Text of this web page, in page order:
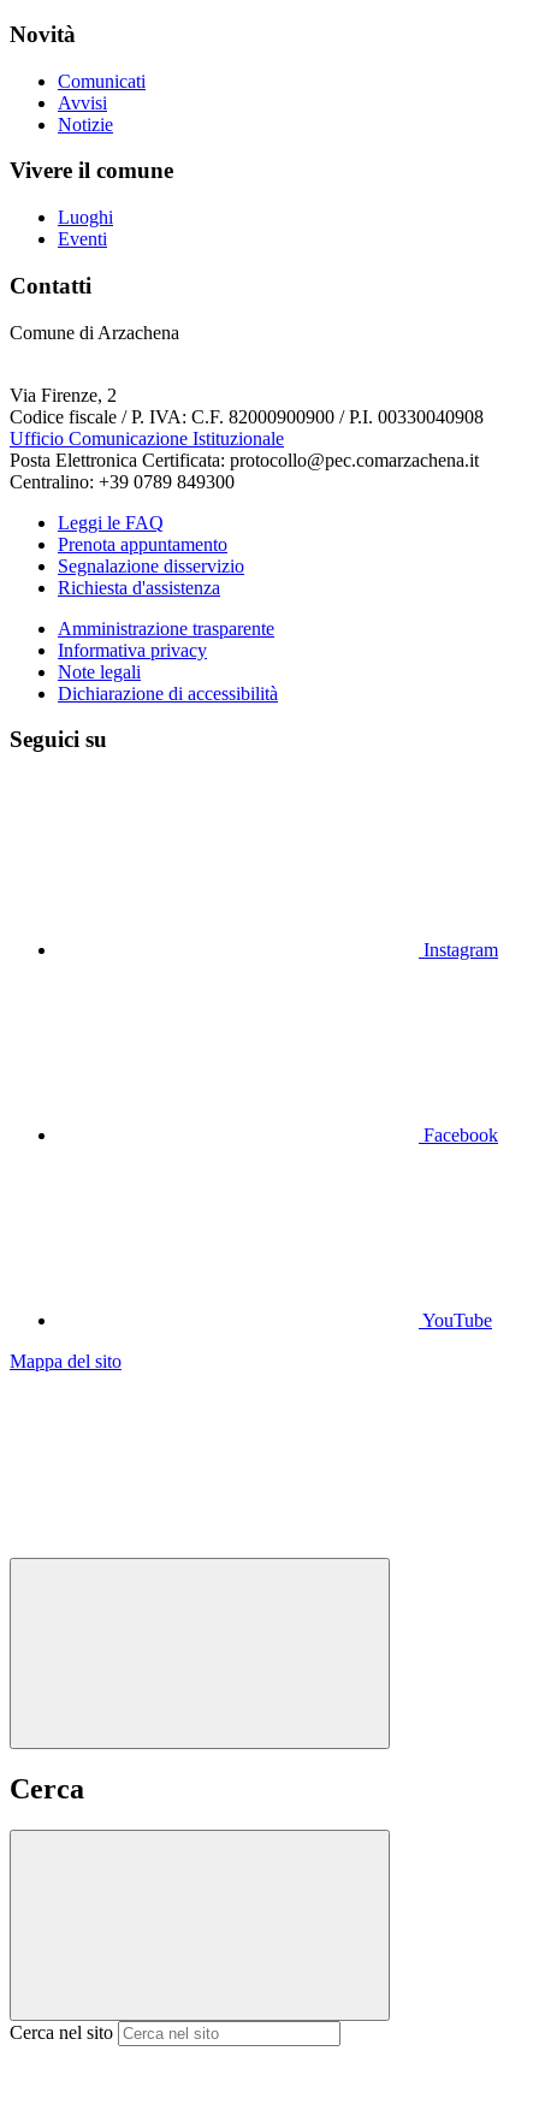
Novità
Comunicati
Avvisi
Notizie
Vivere il comune
Luoghi
Eventi
Contatti
Comune di Arzachena
Via Firenze, 2
Codice fiscale / P. IVA: C.F. 82000900900 / P.I. 00330040908
Ufficio Comunicazione Istituzionale
Posta Elettronica Certificata: protocollo@pec.comarzachena.it
Centralino: +39 0789 849300
Leggi le FAQ
Prenota appuntamento
Segnalazione disservizio
Richiesta d'assistenza
Amministrazione trasparente
Informativa privacy
Note legali
Dichiarazione di accessibilità
Seguici su
Instagram
Facebook
YouTube
Mappa del sito
Cerca
Cerca nel sito